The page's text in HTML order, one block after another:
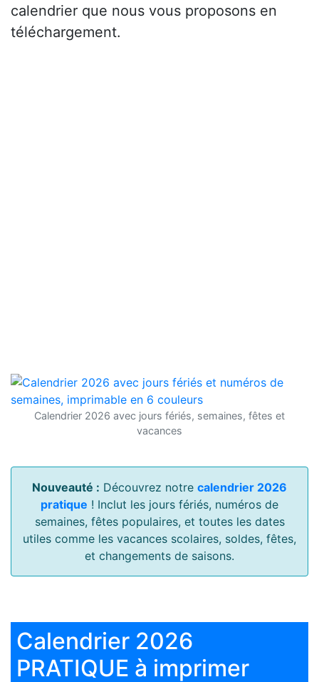
calendrier que nous vous proposons en
téléchargement.
Calendrier 2026 avec jours fériés, semaines, fêtes et
vacances
Nouveauté : Découvrez notre calendrier 2026
pratique ! Inclut les jours fériés, numéros de
semaines, fêtes populaires, et toutes les dates
utiles comme les vacances scolaires, soldes, fêtes,
et changements de saisons.
Calendrier 2026
PRATIQUE à imprimer